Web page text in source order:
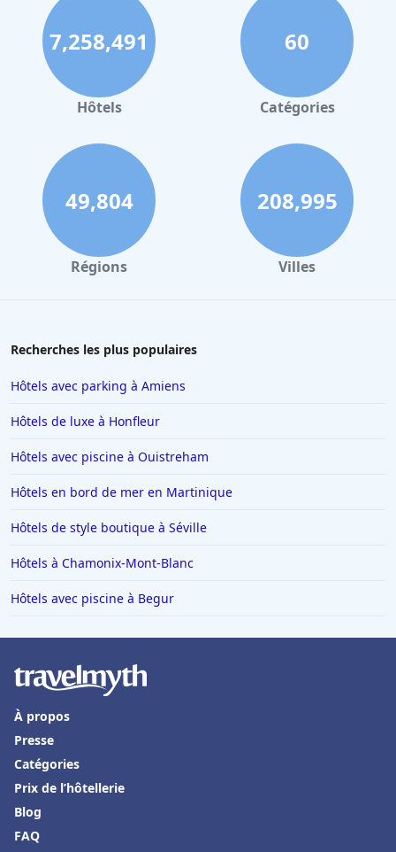
Hôtels au Grand-Bornand
Hôtels à Strasbourg
Hôtels à Valence
Hôtels à Gerardmer
Hôtels à Londres
Hôtels à Reims
Hôtels à Milan
Hôtels à Barcelone
Hôtels à Tain-lʼHermitage
Hôtels à Saint-Affrique
Hôtels au Québec
Hôtels à Carcassonne
Hôtels aux Saintes-Maries-de-la-Mer
Hôtels à Bouc-Bel-Air
Hôtels à Mortagne-au-Perche
Hôtels à Lacaune
Hôtels à Louviers
Hôtels à Caudry
Hôtels à Bergame
7,258,491
Hôtels
60
Catégories
49,804
Régions
208,995
Villes
Recherches les plus populaires
Hôtels avec parking à Amiens
Hôtels de luxe à Honfleur
Hôtels avec piscine à Ouistreham
Hôtels en bord de mer en Martinique
Hôtels de style boutique à Séville
Hôtels à Chamonix-Mont-Blanc
Hôtels avec piscine à Begur
À propos
Presse
Catégories
Prix de l’hôtellerie
Blog
FAQ